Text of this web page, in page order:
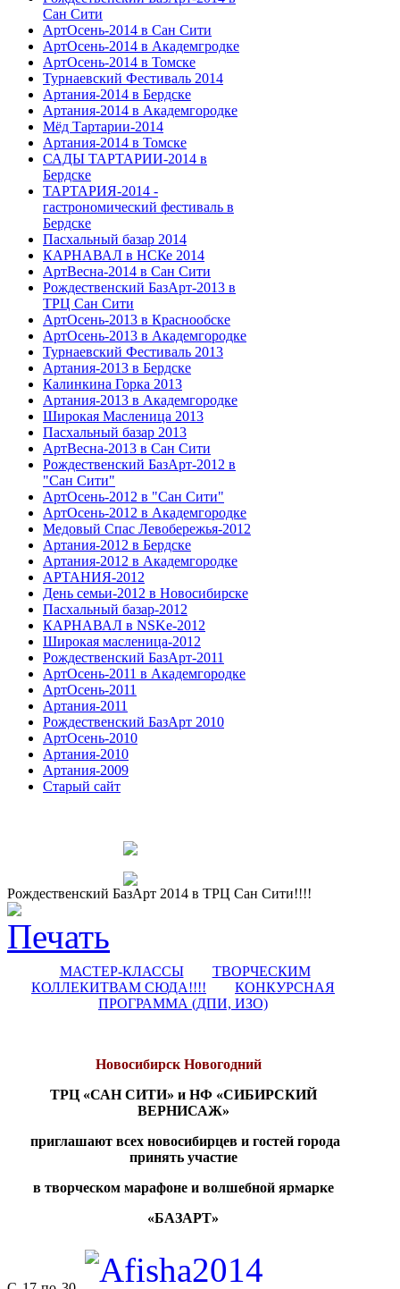
Сан Сити
АртОсень-2014 в Сан Сити
АртОсень-2014 в Академгродке
АртОсень-2014 в Томске
Турнаевский Фестиваль 2014
Артания-2014 в Бердске
Артания-2014 в Академгородке
Мёд Тартарии-2014
Артания-2014 в Томске
САДЫ ТАРТАРИИ-2014 в
Бердске
ТАРТАРИЯ-2014 -
гастрономический фестиваль в
Бердске
Пасхальный базар 2014
КАРНАВАЛ в НСКе 2014
АртВесна-2014 в Сан Сити
Рождественский БазАрт-2013 в
ТРЦ Сан Сити
АртОсень-2013 в Краснообске
АртОсень-2013 в Академгородке
Турнаевский Фестиваль 2013
Артания-2013 в Бердске
Калинкина Горка 2013
Артания-2013 в Академгородке
Широкая Масленица 2013
Пасхальный базар 2013
АртВесна-2013 в Сан Сити
Рождественский БазАрт-2012 в
"Сан Сити"
АртОсень-2012 в "Сан Сити"
АртОсень-2012 в Академгородке
Медовый Спас Левобережья-2012
Артания-2012 в Бердске
Артания-2012 в Академгородке
АРТАНИЯ-2012
День семьи-2012 в Новосибирске
Пасхальный базар-2012
КАРНАВАЛ в NSKe-2012
Широкая масленица-2012
Рождественский БазАрт-2011
АртОсень-2011 в Академгородке
АртОсень-2011
Артания-2011
Рождественский БазАрт 2010
АртОсень-2010
Артания-2010
Артания-2009
Старый сайт
Рождественский БазАрт 2014 в ТРЦ Сан Сити!!!!
МАСТЕР-КЛАССЫ
ТВОРЧЕСКИМ
КОЛЛЕКИТВАМ СЮДА!!!!
КОНКУРСНАЯ
ПРОГРАММА (ДПИ, ИЗО)
Новосибирск Новогодний
ТРЦ «САН СИТИ» и НФ «СИБИРСКИЙ
ВЕРНИСАЖ»
приглашают всех новосибирцев и гостей города
принять участие
в творческом марафоне и волшебной ярмарке
«БАЗАРТ»